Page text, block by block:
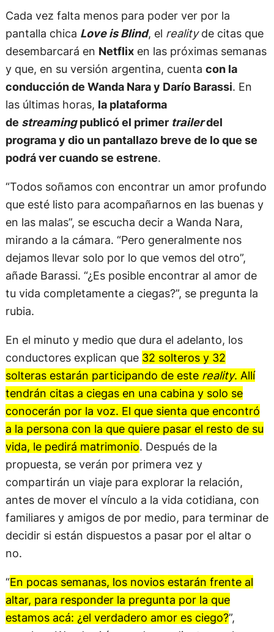
Cada vez falta menos para poder ver por la
pantalla chica Love is Blind, el realityde citas que
desembarcará en Netflixen las próximas semanas
y que, en su versión argentina, cuenta con la
conducción de Wanda Nara y Darío Barassi. En
las últimas horas, la plataforma
de streamingpublicó el primer trailerdel
programa y dio un pantallazo breve de lo que se
podrá ver cuando se estrene.
“Todos soñamos con encontrar un amor profundo
que esté listo para acompañarnos en las buenas y
en las malas”, se escucha decir a Wanda Nara,
mirando a la cámara. “Pero generalmente nos
dejamos llevar solo por lo que vemos del otro”,
añade Barassi. “¿Es posible encontrar al amor de
tu vida completamente a ciegas?”, se pregunta la
rubia.
En el minuto y medio que dura el adelanto, los
conductores explican que 32 solteros y 32
solteras estarán participando de este reality. Allí
tendrán citas a ciegas en una cabina y solo se
conocerán por la voz. El que sienta que encontró
a la persona con la que quiere pasar el resto de su
vida, le pedirá matrimonio. Después de la
propuesta, se verán por primera vez y
compartirán un viaje para explorar la relación,
antes de mover el vínculo a la vida cotidiana, con
familiares y amigos de por medio, para terminar de
decidir si están dispuestos a pasar por el altar o
no.
“En pocas semanas, los novios estarán frente al
altar, para responder la pregunta por la que
estamos acá: ¿el verdadero amor es ciego?”,